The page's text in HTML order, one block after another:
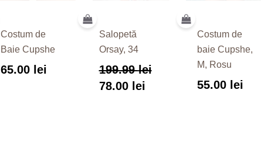
Costum de
Baie Cupshe
65.00 lei
Salopetă
Orsay, 34
199.99lei
78.00 lei
Costum de
baie Cupshe,
M, Rosu
55.00 lei